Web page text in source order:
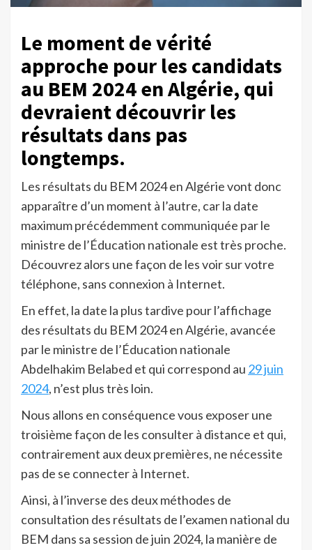
Le moment de vérité
approche pour les candidats
au BEM 2024 en Algérie, qui
devraient découvrir les
résultats dans pas
longtemps.
Les résultats du BEM 2024 en Algérie vont donc
apparaître d’un moment à l’autre, car la date
maximum précédemment communiquée par le
ministre de l’Éducation nationale est très proche.
Découvrez alors une façon de les voir sur votre
téléphone, sans connexion à Internet.
En effet, la date la plus tardive pour l’affichage
des résultats du BEM 2024 en Algérie, avancée
par le ministre de l’Éducation nationale
Abdelhakim Belabed et qui correspond au 29 juin
2024, n’est plus très loin.
Nous allons en conséquence vous exposer une
troisième façon de les consulter à distance et qui,
contrairement aux deux premières, ne nécessite
pas de se connecter à Internet.
Ainsi, à l’inverse des deux méthodes de
consultation des résultats de l’examen national du
BEM dans sa session de juin 2024, la manière de